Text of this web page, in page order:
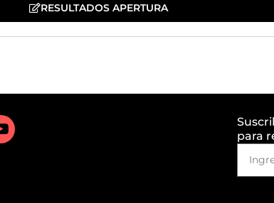
RESULTADOS APERTURA
para